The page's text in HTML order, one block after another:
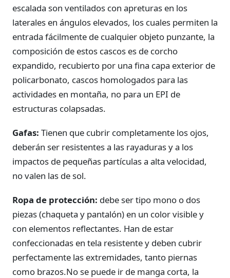
escalada son ventilados con apreturas en los
laterales en ángulos elevados, los cuales permiten la
entrada fácilmente de cualquier objeto punzante, la
composición de estos cascos es de corcho
expandido, recubierto por una fina capa exterior de
policarbonato, cascos homologados para las
actividades en montaña, no para un EPI de
estructuras colapsadas.
Gafas: Tienen que cubrir completamente los ojos,
deberán ser resistentes a las rayaduras y a los
impactos de pequeñas partículas a alta velocidad,
no valen las de sol.
Ropa de protección: debe ser tipo mono o dos
piezas (chaqueta y pantalón) en un color visible y
con elementos reflectantes. Han de estar
confeccionadas en tela resistente y deben cubrir
perfectamente las extremidades, tanto piernas
como brazos.No se puede ir de manga corta, la